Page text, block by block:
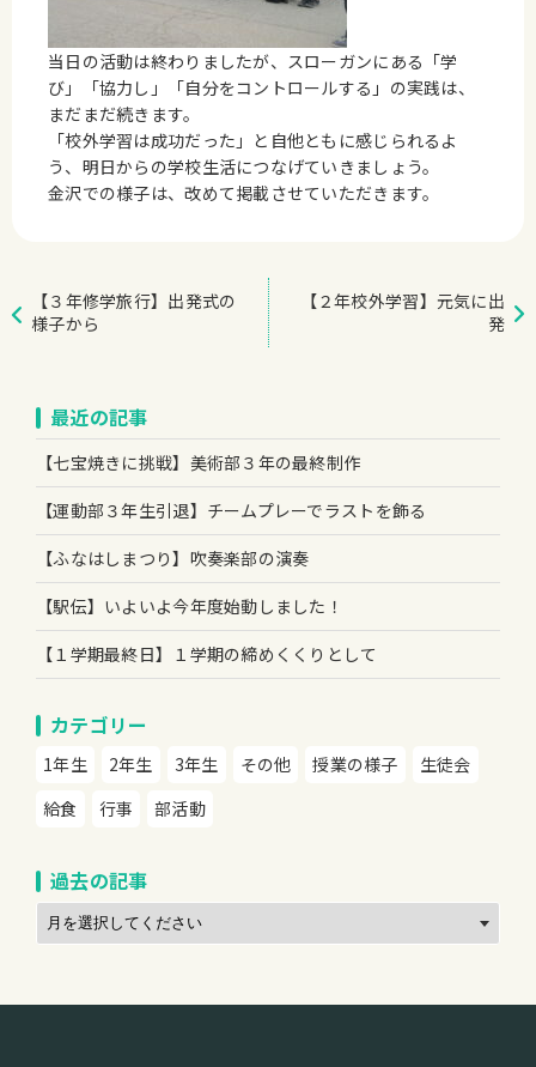
当日の活動は終わりましたが、スローガンにある「学
び」「協力し」「自分をコントロールする」の実践は、
まだまだ続きます。
「校外学習は成功だった」と自他ともに感じられるよ
う、明日からの学校生活につなげていきましょう。
金沢での様子は、改めて掲載させていただきます。
【３年修学旅行】出発式の
様子から
【２年校外学習】元気に出
発
最近の記事
【七宝焼きに挑戦】美術部３年の最終制作
【運動部３年生引退】チームプレーでラストを飾る
【ふなはしまつり】吹奏楽部の演奏
【駅伝】いよいよ今年度始動しました！
【１学期最終日】１学期の締めくくりとして
カテゴリー
1年生 2年生 3年生 その他 授業の様子
生徒会
給食
行事 部活動
過去の記事